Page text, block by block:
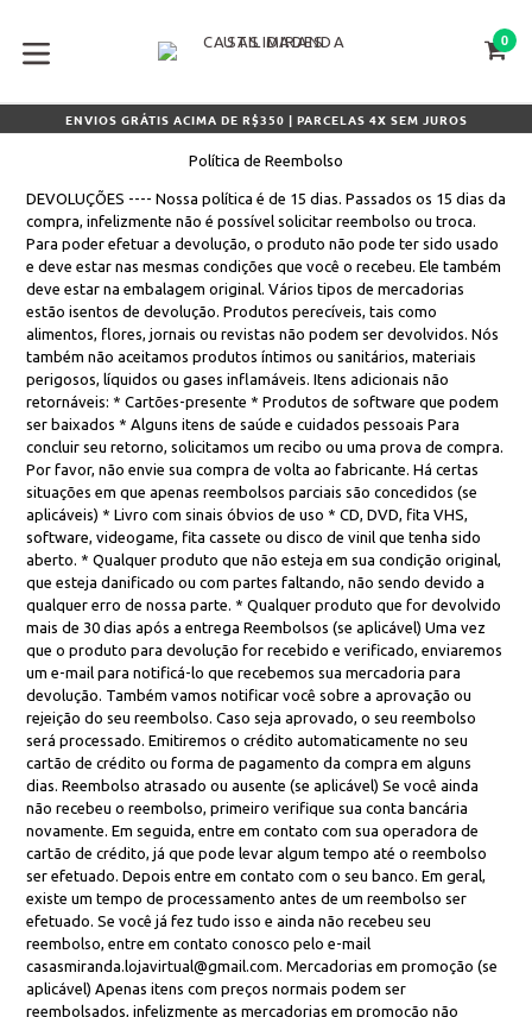
0
ENVIOS GRÁTIS ACIMA DE R$350 | PARCELAS 4X SEM JUROS
Política de Reembolso
DEVOLUÇÕES ---- Nossa política é de 15 dias. Passados os 15 dias da
compra, infelizmente não é possível solicitar reembolso ou troca.
Para poder efetuar a devolução, o produto não pode ter sido usado
e deve estar nas mesmas condições que você o recebeu. Ele também
deve estar na embalagem original. Vários tipos de mercadorias
estão isentos de devolução. Produtos perecíveis, tais como
alimentos, flores, jornais ou revistas não podem ser devolvidos. Nós
também não aceitamos produtos íntimos ou sanitários, materiais
perigosos, líquidos ou gases inflamáveis. Itens adicionais não
retornáveis: * Cartões-presente * Produtos de software que podem
ser baixados * Alguns itens de saúde e cuidados pessoais Para
concluir seu retorno, solicitamos um recibo ou uma prova de compra.
Por favor, não envie sua compra de volta ao fabricante. Há certas
situações em que apenas reembolsos parciais são concedidos (se
aplicáveis) * Livro com sinais óbvios de uso * CD, DVD, fita VHS,
software, videogame, fita cassete ou disco de vinil que tenha sido
aberto. * Qualquer produto que não esteja em sua condição original,
que esteja danificado ou com partes faltando, não sendo devido a
qualquer erro de nossa parte. * Qualquer produto que for devolvido
mais de 30 dias após a entrega Reembolsos (se aplicável) Uma vez
que o produto para devolução for recebido e verificado, enviaremos
um e-mail para notificá-lo que recebemos sua mercadoria para
devolução. Também vamos notificar você sobre a aprovação ou
rejeição do seu reembolso. Caso seja aprovado, o seu reembolso
será processado. Emitiremos o crédito automaticamente no seu
cartão de crédito ou forma de pagamento da compra em alguns
dias. Reembolso atrasado ou ausente (se aplicável) Se você ainda
não recebeu o reembolso, primeiro verifique sua conta bancária
novamente. Em seguida, entre em contato com sua operadora de
cartão de crédito, já que pode levar algum tempo até o reembolso
ser efetuado. Depois entre em contato com o seu banco. Em geral,
existe um tempo de processamento antes de um reembolso ser
efetuado. Se você já fez tudo isso e ainda não recebeu seu
reembolso, entre em contato conosco pelo e-mail
casasmiranda.lojavirtual@gmail.com. Mercadorias em promoção (se
aplicável) Apenas itens com preços normais podem ser
reembolsados, infelizmente as mercadorias em promoção não